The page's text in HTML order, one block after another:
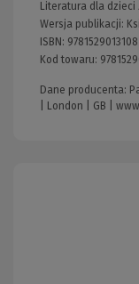
Literatura dla dzieci
Wersja publikacji:
ISBN: 9781529013108
Kod towaru:
Dane producenta:
| London | GB |